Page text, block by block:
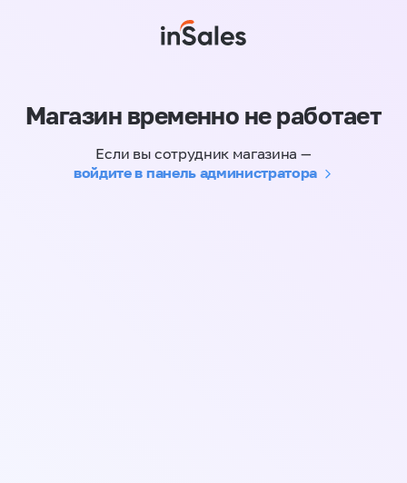
Магазин временно не работает
Если вы сотрудник магазина —
войдите в панель администратора